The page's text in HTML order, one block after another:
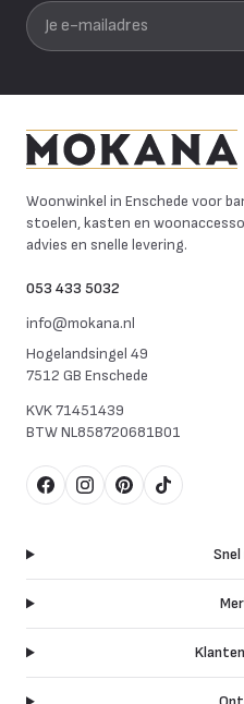
Je e-mailadres
Woonwinkel in Enschede voor
stoelen, kasten en
advies en snelle levering.
053 433 5032
info@mokana.nl
Hogelandsingel 49
7512 GB Enschede
KVK71451439
BTWNL858720681B01
FacebookInstagram
Pinterest
TikTok